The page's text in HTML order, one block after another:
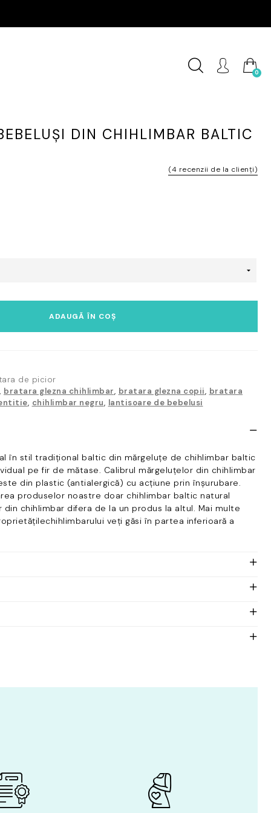
0
DIN CHIHLIMBAR BALTIC
(4 recenzii de la clienți)
ADAUGĂ ÎN COȘ
de picior
, bratara glezna chihlimbar, bratara glezna copii, bratara
, chihlimbar negru, lantisoare de bebelusi
în stil tradițional baltic din mărgeluțe de chihlimbar baltic
pe fir de mătase. Calibrul mărgeluțelor din chihlimbar
din plastic (antialergică) cu acțiune prin înșurubare.
produselor noastre doar chihlimbar baltic natural
chihlimbar difera de la un produs la altul. Mai multe
veți găsi în partea inferioară a